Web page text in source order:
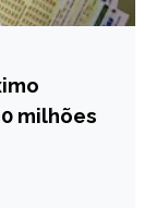
milhões